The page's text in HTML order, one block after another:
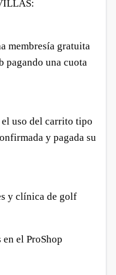
membresía gratuita
pagando una cuota
uso del carrito tipo
y pagada su
y clínica de golf
en el ProShop